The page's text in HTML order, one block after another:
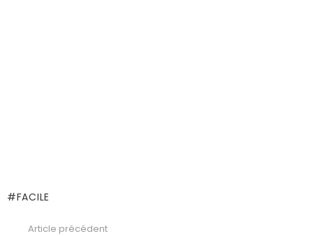
FACILE
Article précédent